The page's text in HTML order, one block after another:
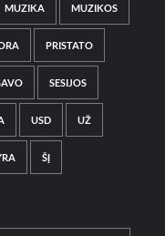
MUZIKA MUZIKOS
PRISTATO
SESIJOS
USD UŽ
ŠĮ